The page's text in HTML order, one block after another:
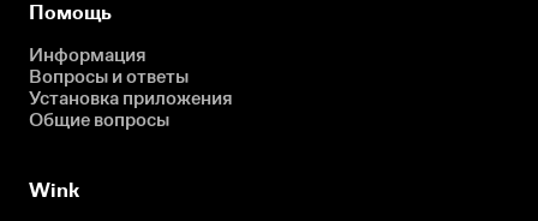
Помощь
Информация
Вопросы и ответы
Установка приложения
Общие вопросы
Wink